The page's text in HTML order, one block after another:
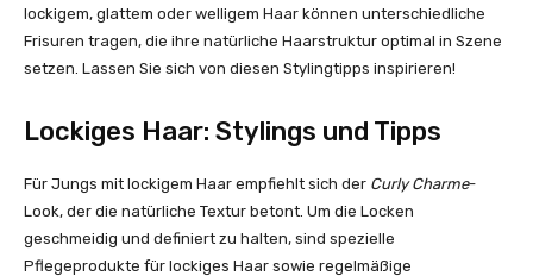
lockigem, glattem oder welligem Haar können unterschiedliche
Frisuren tragen, die ihre natürliche Haarstruktur optimal in Szene
setzen. Lassen Sie sich von diesen Stylingtipps inspirieren!
Lockiges Haar: Stylings und Tipps
Für Jungs mit lockigem Haar empfiehlt sich der Curly Charme-
Look, der die natürliche Textur betont. Um die Locken
geschmeidig und definiert zu halten, sind spezielle
Pflegeprodukte für lockiges Haar sowie regelmäßige